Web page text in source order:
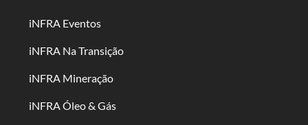
iNFRA Eventos
iNFRA Na Transição
iNFRA Mineração
iNFRA Óleo & Gás